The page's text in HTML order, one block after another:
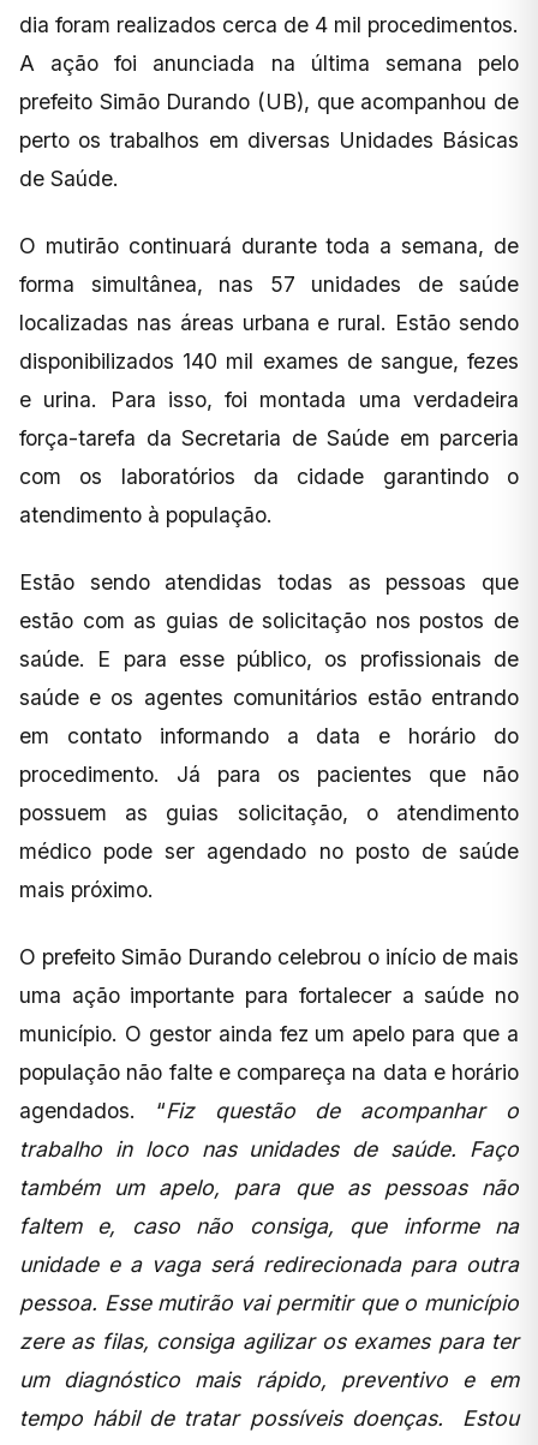
dia foram realizados cerca de 4 mil procedimentos.
A ação foi anunciada na última semana pelo
prefeito Simão Durando (UB), que acompanhou de
perto os trabalhos em diversas Unidades Básicas
de Saúde.
O mutirão continuará durante toda a semana, de
forma simultânea, nas 57 unidades de saúde
localizadas nas áreas urbana e rural. Estão sendo
disponibilizados 140 mil exames de sangue, fezes
e urina. Para isso, foi montada uma verdadeira
força-tarefa da Secretaria de Saúde em parceria
com os laboratórios da cidade garantindo o
atendimento à população.
Estão sendo atendidas todas as pessoas que
estão com as guias de solicitação nos postos de
saúde. E para esse público, os profissionais de
saúde e os agentes comunitários estão entrando
em contato informando a data e horário do
procedimento. Já para os pacientes que não
possuem as guias solicitação, o atendimento
médico pode ser agendado no posto de saúde
mais próximo.
O prefeito Simão Durando celebrou o início de mais
uma ação importante para fortalecer a saúde no
município. O gestor ainda fez um apelo para que a
população não falte e compareça na data e horário
agendados. “Fiz questão de acompanhar o
trabalho in loco nas unidades de saúde. Faço
também um apelo, para que as pessoas não
faltem e, caso não consiga, que informe na
unidade e a vaga será redirecionada para outra
pessoa. Esse mutirão vai permitir que o município
zere as filas, consiga agilizar os exames para ter
um diagnóstico mais rápido, preventivo e em
tempo hábil de tratar possíveis doenças. Estou